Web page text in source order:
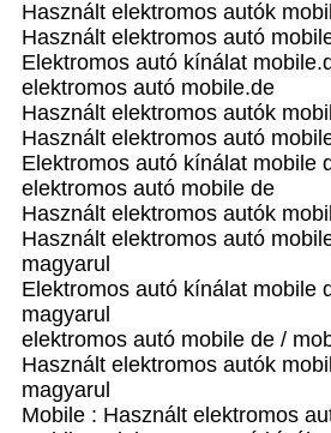
Használt elektromos autók
Használt elektromos autó
Elektromos autó kínálat
elektromos autó mobile.de
Használt elektromos autók
Használt elektromos autó
Elektromos autó kínálat mobile
elektromos autó mobile de
Használt elektromos autók
Használt elektromos autó
magyarul
Elektromos autó kínálat mobile
magyarul
elektromos autó mobile de /
Használt elektromos autók
magyarul
Mobile : Használt elektromos